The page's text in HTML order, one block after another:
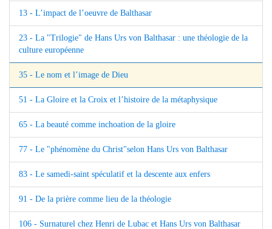
13 - L’impact de l’oeuvre de Balthasar
23 - La "Trilogie" de Hans Urs von Balthasar : une théologie de la
culture européenne
35 - Le nom et l’image de Dieu
51 - La Gloire et la Croix et l’histoire de la métaphysique
65 - La beauté comme inchoation de la gloire
77 - Le "phénomène du Christ"selon Hans Urs von Balthasar
83 - Le samedi-saint spéculatif et la descente aux enfers
91 - De la prière comme lieu de la théologie
106 - Surnaturel chez Henri de Lubac et Hans Urs von Balthasar